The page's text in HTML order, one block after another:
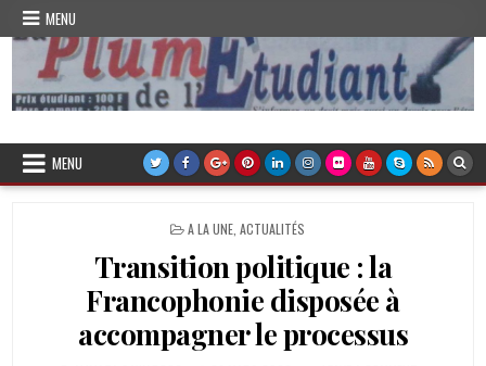
Skip
content
MENU
Plume de l'Etudiant
MENU
POSTED
A LA UNE ACTUALITÉS
Transition politique : la
Francophonie disposée à
accompagner le processus